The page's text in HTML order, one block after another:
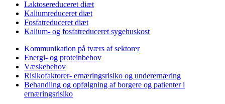
Laktosereduceret diæt
Kaliumreduceret diæt
Fosfatreduceret diæt
Kalium- og fosfatreduceret sygehuskost
Kommunikation på tværs af sektorer
Energi- og proteinbehov
Væskebehov
Risikofaktorer- ernæringsrisiko og underernæring
Behandling og opfølgning af borgere og patienter i
ernæringsrisiko